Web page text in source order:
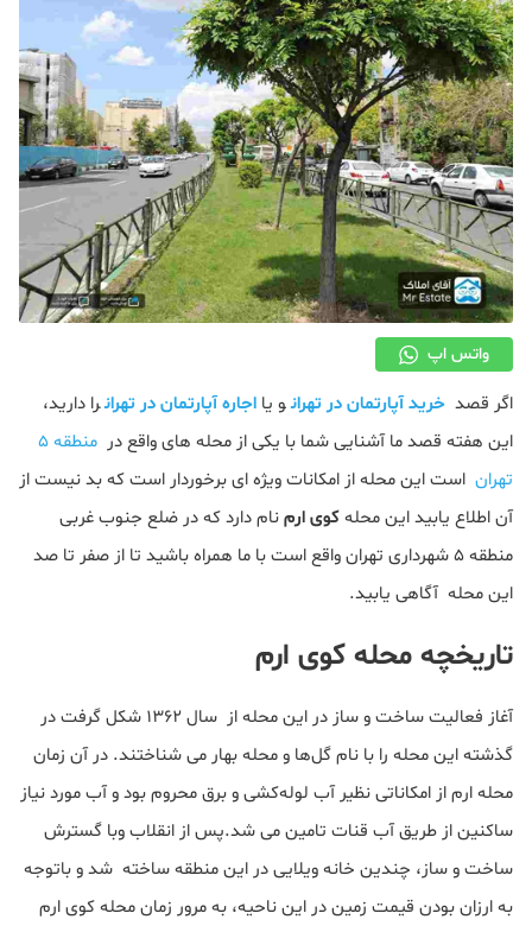
دکوراسیون
صنعت ساختمان
محله گردی
معماری
ملکی
همایش و نمایشگاه
واتس اپ
اگر قصد خرید آپارتمان در تهرانو یا اجاره آپارتمان در تهرانرا دارید،
این هفته قصد ما آشنایی شما با یکی از محله های واقع در
منطقه ۵
تهران است این محله از امکانات ویژه ای برخوردار است که بد نیست از
آن اطلاع یابید این محلهکوی ارمنام دارد که در ضلع جنوب غربی
منطقه ۵ شهرداری تهران واقع است با ما همراه باشید تا از صفر تا صد
این محله آگاهی یابید.
تاریخچه محله کوی ارم
آغاز فعالیت ساخت و ساز در این محله از ﺳﺎل ۱۳۶۲ شکل گرفت در
گذشته این محله را با نام گل‌ها و محله بهار می شناختند. در آن زمان
محله ارم از اﻣﮑﺎﻧﺎتی نظیر آب ﻟﻮﻟﻪﮐﺸﯽ و ﺑﺮق ﻣﺤﺮوم ﺑﻮد و آب ﻣﻮرد ﻧﯿﺎز
ساکنین از طریق آب قنات تامین می شد.پس از انقلاب وبا گسترش
ساخت و ساز، چندین خانه ویلایی در این منطقه ساخته شد و باتوجه
به ارزان بودن قیمت زمین در این ناحیه، به مرور زمان محله کوی ارم